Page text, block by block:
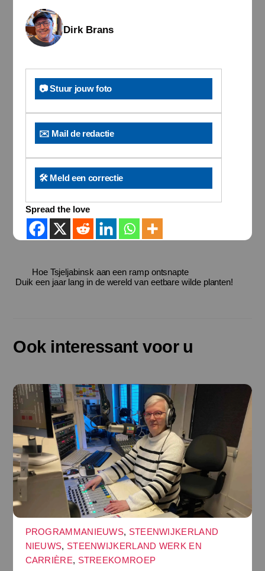
Dirk Brans
📷 Stuur jouw foto
✉️ Mail de redactie
🛠️ Meld een correctie
Spread the love
Hoe Tsjeljabinsk aan een ramp ontsnapte
Duik een jaar lang in de wereld van eetbare wilde planten!
Ook interessant voor u
PROGRAMMANIEUWS, STEENWIJKERLAND
NIEUWS, STEENWIJKERLAND WERK EN
CARRIÈRE, STREEKOMROEP